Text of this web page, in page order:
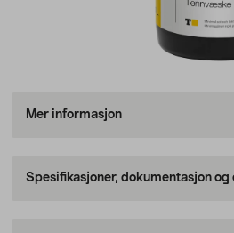
Mer informasjon
Spesifikasjoner, dokumentasjon og